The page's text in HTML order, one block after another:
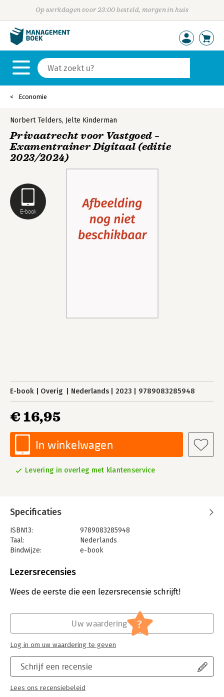
Op werkdagen voor 23:00 besteld, morgen in huis
Economie
E-book
Norbert Telders, Jelte Kinderman
Privaatrecht voor Vastgoed –
Examentrainer Digitaal (editie
2023/2024)
E-book Overig Nederlands 2023 9789083285948
€ 16,95
In winkelwagen
Levering in overleg met klantenservice
Specificaties
ISBN13:
9789083285948
Taal:
Nederlands
Bindwijze:
e-book
Bestandsformaat:
Hoofdrubriek:
Economie
Lezersrecensies
Wees de eerste die een lezersrecensie schrijft!
Schrijf een recensie
Lees ons recensiebeleid
Uw waardering ?
Log in om uw waardering te geven